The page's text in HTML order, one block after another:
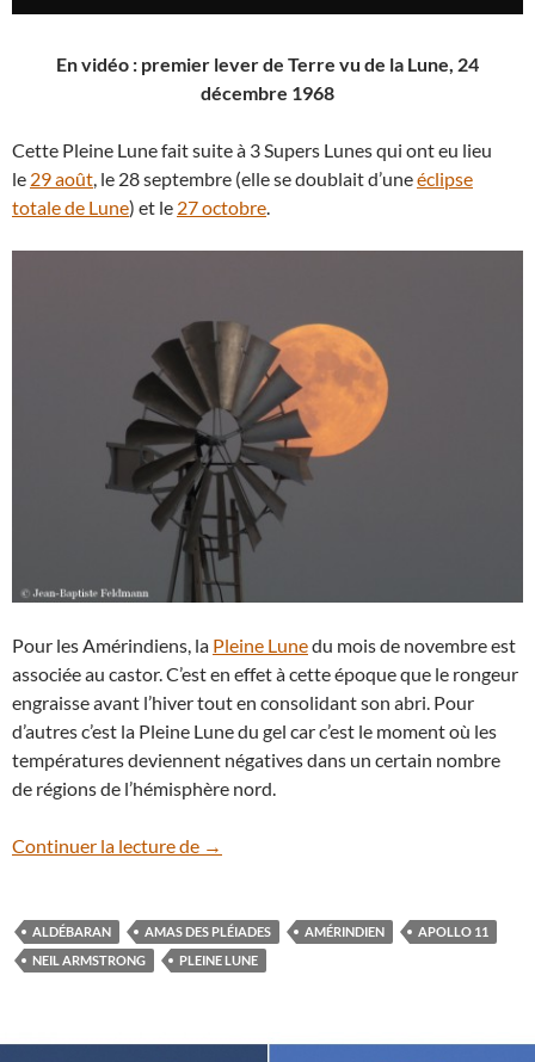
En vidéo : premier lever de Terre vu de la Lune, 24
décembre 1968
Cette Pleine Lune fait suite à 3 Supers Lunes qui ont eu lieu
le 29 août, le 28 septembre (elle se doublait d’uneéclipse
totale de Lune) et le 27 octobre.
Pour les Amérindiens, la Pleine Lunedu mois de novembre est
associée au castor. C’est en effet à cette époque que le rongeur
engraisse avant l’hiver tout en consolidant son abri. Pour
d’autres c’est la Pleine Lune du gel car c’est le moment où les
températures deviennent négatives dans un certain nombre
de régions de l’hémisphère nord.
Continuer la lecture de Le 25 novembre, admirez la Pleine Lune
→
ALDÉBARAN AMAS DES PLÉIADES AMÉRINDIEN
APOLLO 11
NEIL ARMSTRONG
PLEINE LUNE